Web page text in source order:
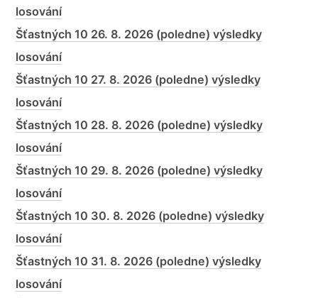
losování
Šťastných 10 26. 8. 2026 (poledne) výsledky
losování
Šťastných 10 27. 8. 2026 (poledne) výsledky
losování
Šťastných 10 28. 8. 2026 (poledne) výsledky
losování
Šťastných 10 29. 8. 2026 (poledne) výsledky
losování
Šťastných 10 30. 8. 2026 (poledne) výsledky
losování
Šťastných 10 31. 8. 2026 (poledne) výsledky
losování